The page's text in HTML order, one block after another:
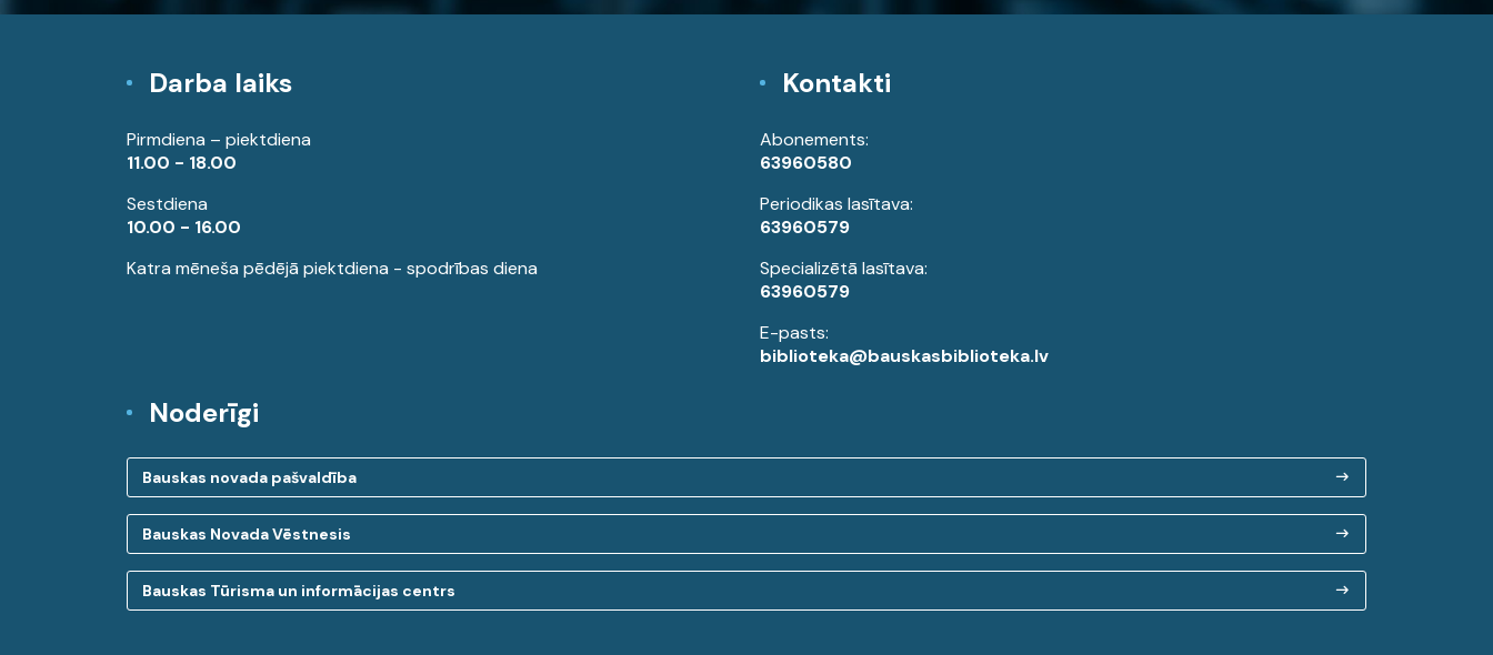
Darba laiks
Pirmdiena – piektdiena
11.00 - 18.00
Sestdiena
10.00 - 16.00
Katra mēneša pēdējā piektdiena - spodrības diena
Kontakti
Abonements:
63960580
Periodikas lasītava:
63960579
Specializētā lasītava:
63960579
E-pasts:
biblioteka@bauskasbiblioteka.lv
Noderīgi
Bauskas novada pašvaldība
Bauskas Novada Vēstnesis
Bauskas Tūrisma un informācijas centrs